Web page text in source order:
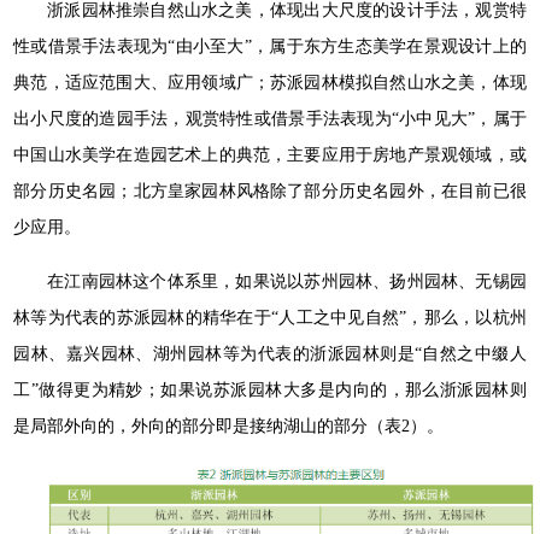
浙派园林推崇自然山水之美，体现出大尺度的设计手法，观赏特
性或借景手法表现为“由小至大”，属于东方生态美学在景观设计上的
典范，适应范围大、应用领域广；苏派园林模拟自然山水之美，体现
出小尺度的造园手法，观赏特性或借景手法表现为“小中见大”，属于
中国山水美学在造园艺术上的典范，主要应用于房地产景观领域，或
部分历史名园；北方皇家园林风格除了部分历史名园外，在目前已很
少应用。
在江南园林这个体系里，如果说以苏州园林、扬州园林、无锡园
林等为代表的苏派园林的精华在于“人工之中见自然”，那么，以杭州
园林、嘉兴园林、湖州园林等为代表的浙派园林则是“自然之中缀人
工”做得更为精妙；如果说苏派园林大多是内向的，那么浙派园林则
是局部外向的，外向的部分即是接纳湖山的部分（表2）。